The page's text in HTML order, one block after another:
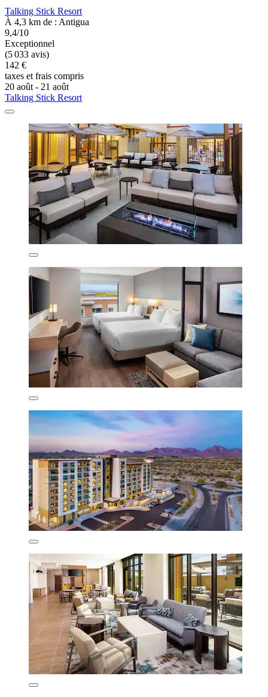
Talking Stick Resort
À 4,3 km de : Antigua
9,4/10
Exceptionnel
(5 033 avis)
142 €
taxes et frais compris
20 août - 21 août
Talking Stick Resort